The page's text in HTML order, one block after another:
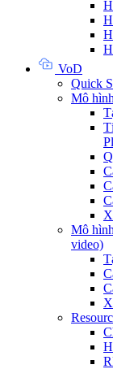
VoD
Quick
Mô
Mô
video)